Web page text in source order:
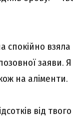
заяви.
на аліменти.
від